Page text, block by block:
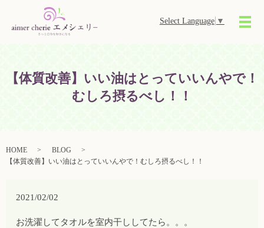
Select Language ▼
メ
【体質改善】いい油はとっていいんやで！
むしろ摂るべし！！
HOME
BLOG
【体質改善】いい油はとっていいんやで！むしろ摂るべし！！
2021/02/02
お洗濯してタオルを室内干ししてたら。。。